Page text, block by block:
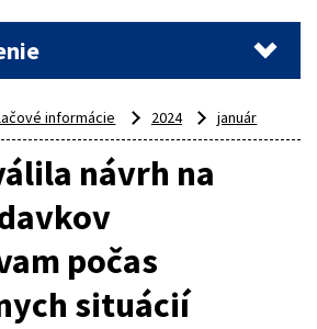
informácie 2024 január
návrh na
počas
situácií